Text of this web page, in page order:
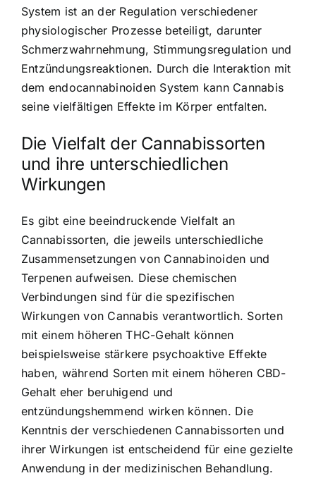
System ist an der Regulation verschiedener
physiologischer Prozesse beteiligt, darunter
Schmerzwahrnehmung, Stimmungsregulation und
Entzündungsreaktionen. Durch die Interaktion mit
dem endocannabinoiden System kann Cannabis
seine vielfältigen Effekte im Körper entfalten.
Die Vielfalt der Cannabissorten
und ihre unterschiedlichen
Wirkungen
Es gibt eine beeindruckende Vielfalt an
Cannabissorten, die jeweils unterschiedliche
Zusammensetzungen von Cannabinoiden und
Terpenen aufweisen. Diese chemischen
Verbindungen sind für die spezifischen
Wirkungen von Cannabis verantwortlich. Sorten
mit einem höheren THC-Gehalt können
beispielsweise stärkere psychoaktive Effekte
haben, während Sorten mit einem höheren CBD-
Gehalt eher beruhigend und
entzündungshemmend wirken können. Die
Kenntnis der verschiedenen Cannabissorten und
ihrer Wirkungen ist entscheidend für eine gezielte
Anwendung in der medizinischen Behandlung.